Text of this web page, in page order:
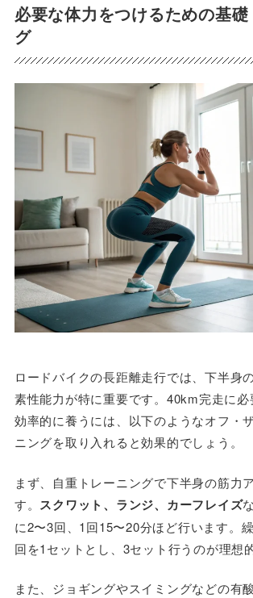
必要な体力をつけるための基
グ
ロードバイクの長距離走行では、下半身
素性能力が特に重要です。40km完走に必
効率的に養うには、以下のようなオフ・
ニングを取り入れると効果的でしょう。
まず、自重トレーニングで下半身の筋力
す。 スクワット、ランジ、カーフレイズ
に2〜3回、1回15〜20分ほど行います。
回を1セットとし、3セット行うのが理想
また、ジョギングやスイミングなどの有